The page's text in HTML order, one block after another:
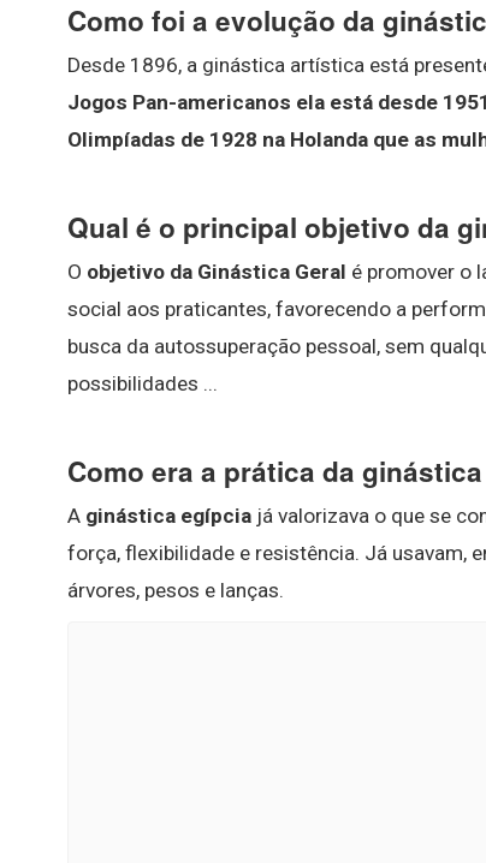
Como foi a evolução da
Desde 1896, a ginástica artística está
Jogos Pan-americanos ela está desde
Olimpíadas de 1928 na Holanda que as
Qual é o principal objetivo da
O objetivo da Ginástica Geral é promover o
social aos praticantes, favorecendo a
busca da autossuperação pessoal, sem
possibilidades ...
Como era a prática da
A ginástica egípcia já valorizava o que se
força, flexibilidade e resistência. Já usavam,
árvores, pesos e lanças.